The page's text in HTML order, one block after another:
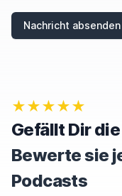
Nachricht absenden
★★★★★
Gefällt Dir
Bewerte sie
Podcasts